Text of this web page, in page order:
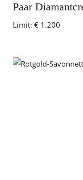
Paar
Limit: € 1.200